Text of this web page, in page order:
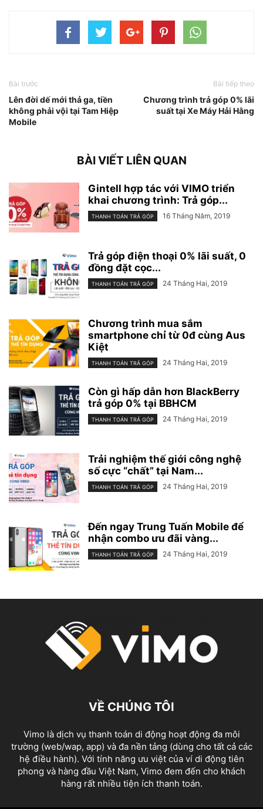
Bài trước
Lên đời dế mới thả ga, tiền
không phải vội tại Tam Hiệp
Mobile
Bài tiếp theo
Chương trình trả góp 0% lãi
suất tại Xe Máy Hải Hằng
BÀI VIẾT LIÊN QUAN
Gintell hợp tác với VIMO triển
khai chương trình: Trả góp...
THANH TOÁN TRẢ GÓP 16 Tháng Năm, 2019
Trả góp điện thoại 0% lãi suất, 0
đồng đặt cọc...
THANH TOÁN TRẢ GÓP 24 Tháng Hai, 2019
Chương trình mua sắm
smartphone chỉ từ 0đ cùng Aus
Kiệt
THANH TOÁN TRẢ GÓP 24 Tháng Hai, 2019
Còn gì hấp dẫn hơn BlackBerry
trả góp 0% tại BBHCM
THANH TOÁN TRẢ GÓP 24 Tháng Hai, 2019
Trải nghiệm thế giới công nghệ
số cực “chất” tại Nam...
THANH TOÁN TRẢ GÓP 24 Tháng Hai, 2019
Đến ngay Trung Tuấn Mobile để
nhận combo ưu đãi vàng...
THANH TOÁN TRẢ GÓP 24 Tháng Hai, 2019
VỀ CHÚNG TÔI
Vimo là dịch vụ thanh toán di động hoạt động đa môi
trường (web/wap, app) và đa nền tảng (dùng cho tất cả các
hệ điều hành). Với tính năng ưu việt của ví di động tiên
phong và hàng đầu Việt Nam, Vimo đem đến cho khách
hàng rất nhiều tiện ích thanh toán.